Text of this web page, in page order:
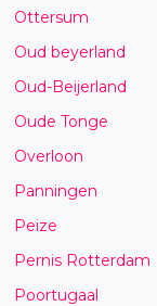
Ottersum
Oud beyerland
Oud-Beijerland
Oude Tonge
Overloon
Panningen
Peize
Pernis Rotterdam
Poortugaal